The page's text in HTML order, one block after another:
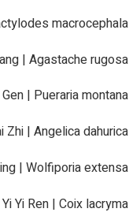
macrocephala
| Agastache rugosa
| Pueraria montana
Zhi | Angelica dahurica
| Wolfiporia extensa
Yi Yi Ren | Coix lacryma